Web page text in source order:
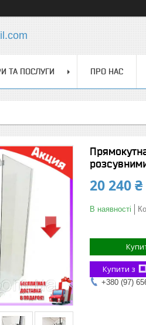
ТА ПОСЛУГИ ПРО НАС
20 240 ₴
В наявності
Купити з
+380 (97)